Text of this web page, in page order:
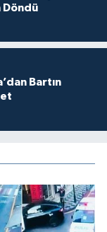
Döndü
Bartın